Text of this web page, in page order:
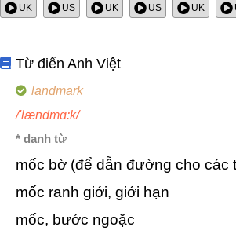
UK US UK US UK
Từ điển Anh Việt
landmark
/'lændmɑ:k/
* danh từ
mốc bờ (để dẫn đường cho
mốc ranh giới, giới hạn
mốc, bước ngoặc